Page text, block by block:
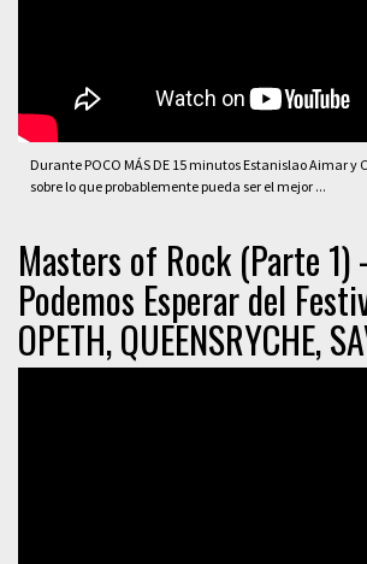
Durante POCO MÁS DE 15 minutos Estanislao Aimar y
sobre lo que probablemente pueda ser el mejor ...
Masters of Rock (Parte 1)
Podemos Esperar del
OPETH, QUEENSRYCHE,